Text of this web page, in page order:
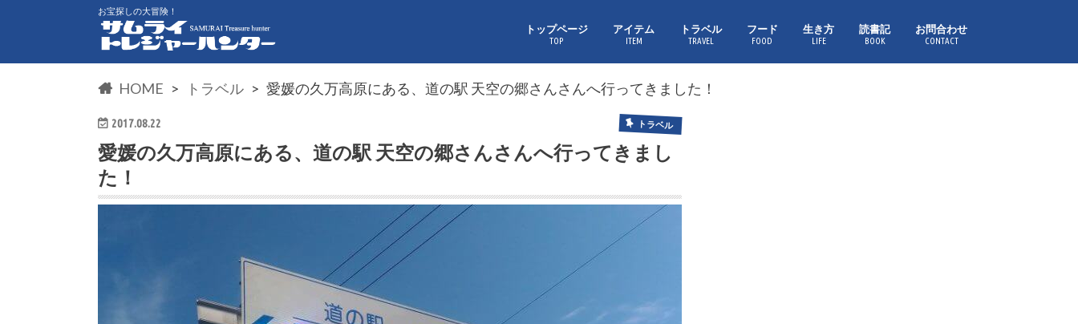
お宝探しの大冒険！
トップページ
TOP
アイテム
ITEM
トラベル
TRAVEL
フード
FOOD
生き方
LIFE
読書記
BOOK
お問合わせ
CONTACT
HOME トラベル 愛媛の久万高原にある、道の駅 天空の郷さんさんへ行ってきました！
2017.08.22 トラベル
愛媛の久万高原にある、道の駅 天空の郷さんさんへ行ってきまし
た！